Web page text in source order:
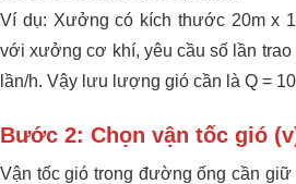
Ví dụ: Xưởng có kích thước 20m x
với xưởng cơ khí, yêu cầu số lần
lần/h. Vậy lưu lượng gió cần là Q =
Bước 2: Chọn vận tốc gió
Vận tốc gió trong đường ống cần